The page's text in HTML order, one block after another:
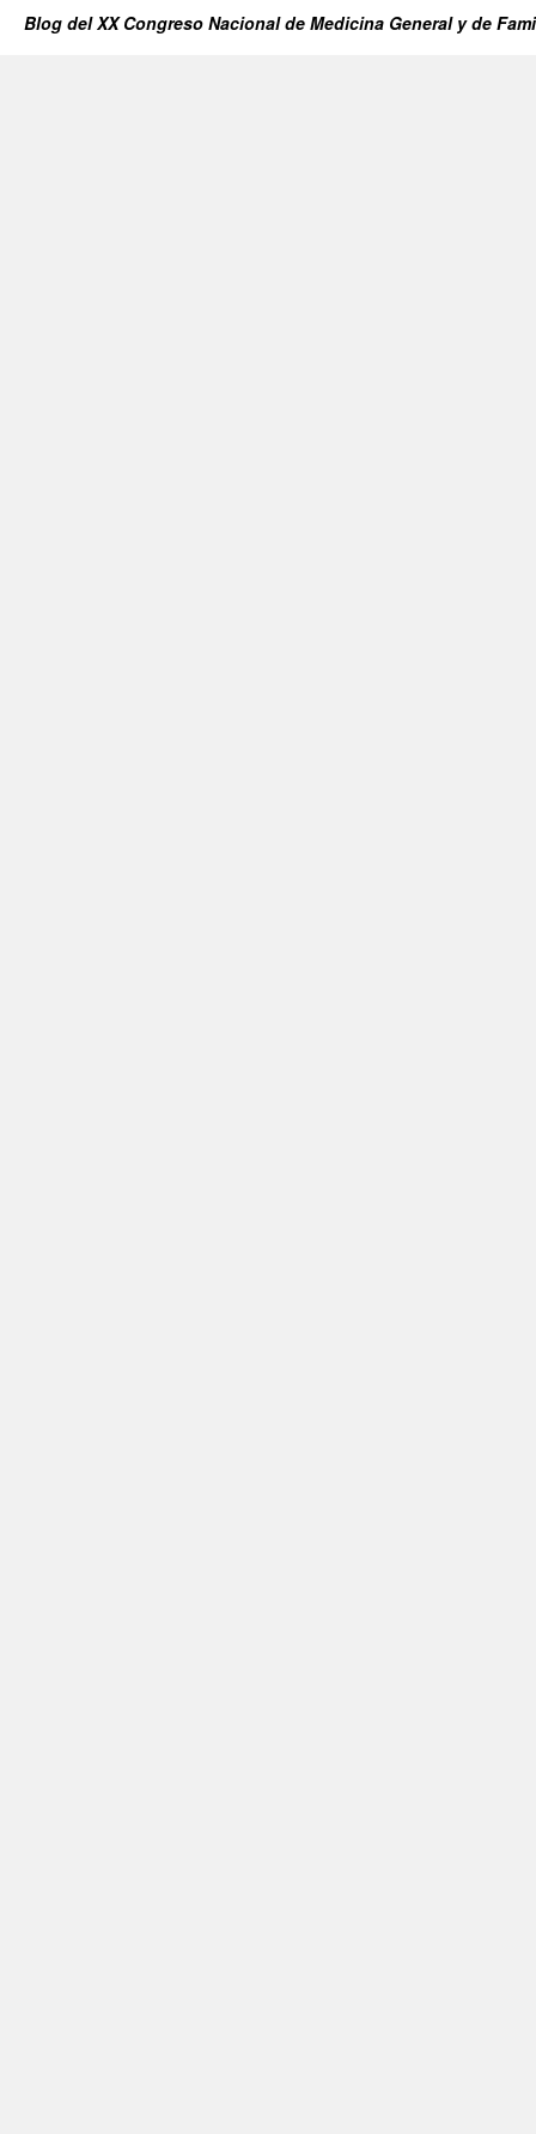
Blog del XX Congreso Nacional de Medicina General y de